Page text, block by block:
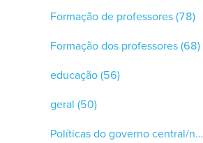
Formação de professores(78)
Formação dos professores(68)
educação(56)
geral (50)
Políticas do governo central/nacional/federal